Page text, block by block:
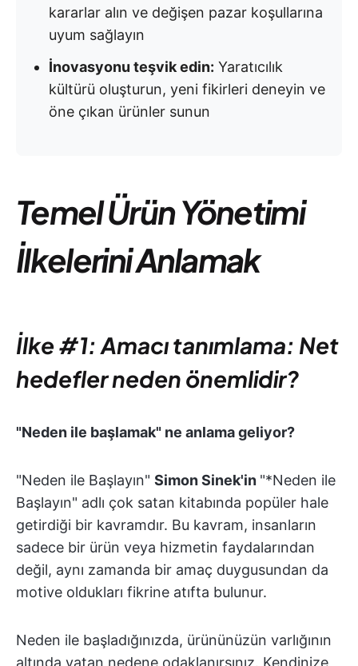
kararlar alın ve değişen pazar koşullarına
uyum sağlayın
İnovasyonu teşvik edin: Yaratıcılık
kültürü oluşturun, yeni fikirleri deneyin ve
öne çıkan ürünler sunun
Temel Ürün Yönetimi
İlkelerini Anlamak
İlke #1: Amacı tanımlama: Net
hedefler neden önemlidir?
"Neden ile başlamak" ne anlama geliyor?
"Neden ile Başlayın" Simon Sinek'in "*Neden ile
Başlayın" adlı çok satan kitabında popüler hale
getirdiği bir kavramdır. Bu kavram, insanların
sadece bir ürün veya hizmetin faydalarından
değil, aynı zamanda bir amaç duygusundan da
motive oldukları fikrine atıfta bulunur.
Neden ile başladığınızda, ürününüzün varlığının
altında yatan nedene odaklanırsınız. Kendinize